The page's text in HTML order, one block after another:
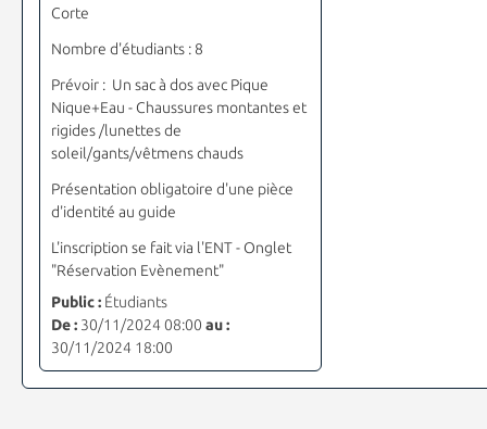
Corte
Nombre d'étudiants : 8
Prévoir : Un sac à dos avec Pique
Nique+Eau - Chaussures montantes et
rigides /lunettes de
soleil/gants/vêtmens chauds
Présentation obligatoire d'une pièce
d'identité au guide
L'inscription se fait via l'ENT - Onglet
"Réservation Evènement"
Public :Étudiants
De :30/11/2024 08:00 au :
30/11/2024 18:00